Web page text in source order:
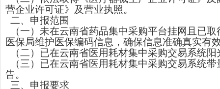
营企业许可证》及营业执照。
二、申报范围
（一）未在云南省药品集中采购平台挂网且已
医保局维护医保编码信息，确保信息准确真实有
（二）已在云南省医用耗材集中采购交易系统
（三）已在云南省医用耗材集中采购交易系统
告。
三、申报要求